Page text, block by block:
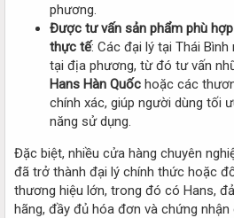
phương.
Được tư vấn sản phẩm phù
thực tế: Các đại lý tại Thái
tại địa phương, từ đó tư vấn
Hans Hàn Quốc hoặc các
chính xác, giúp người dùng tối
năng sử dụng.
Đặc biệt, nhiều cửa hàng chuyên
đã trở thành đại lý chính thức hoặc
thương hiệu lớn, trong đó có Hans,
hãng, đầy đủ hóa đơn và chứng nhận